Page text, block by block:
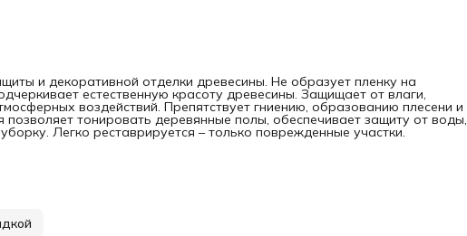
и декоративной отделки древесины. Не образует пленку на
естественную красоту древесины. Защищает от влаги,
воздействий. Препятствует гниению, образованию плесени и
тонировать деревянные полы, обеспечивает защиту от воды,
Легко реставрируется – только поврежденные участки.